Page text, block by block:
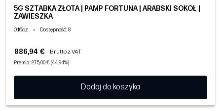
5G SZTABKA ZŁOTA | PAMP FORTUNA | ARABSKI SOKÓŁ |
ZAWIESZKA
0.16oz • Dostępność: 8
886,94 € Brutto z VAT
Premia: 275,00 € (44,94%)
Dodaj do koszyka